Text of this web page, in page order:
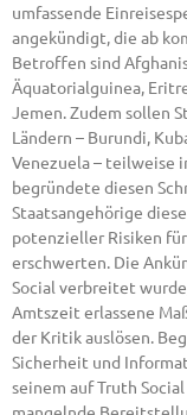
umfassende
angekündigt, die ab
Betroffen sind
Äquatorialguinea,
Jemen. Zudem sollen
Ländern – Burundi,
Venezuela – teilweise
begründete diesen
Staatsangehörige
potenzieller Risiken
erschwerten. Die
Social verbreitet
Amtszeit erlassene
der Kritik auslösen.
Sicherheit und
seinem auf Truth